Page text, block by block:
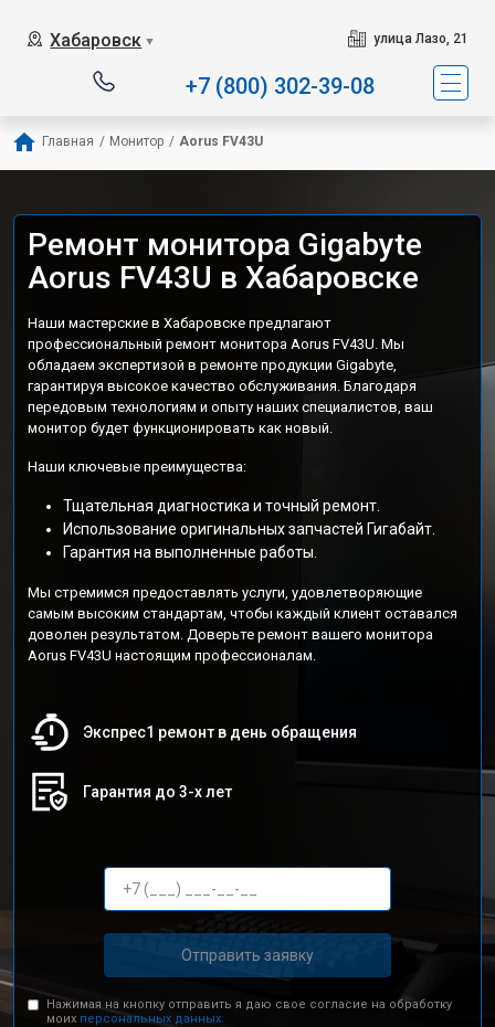
Хабаровск ▼ улица Лазо, 21
+7 (800) 302-39-08
Главная / Монитор / Aorus FV43U
Ремонт монитора Gigabyte
Aorus FV43U в Хабаровске
Наши мастерские в Хабаровске предлагают
профессиональный ремонт монитора Aorus FV43U. Мы
обладаем экспертизой в ремонте продукции Gigabyte,
гарантируя высокое качество обслуживания. Благодаря
передовым технологиям и опыту наших специалистов, ваш
монитор будет функционировать как новый.
Наши ключевые преимущества:
Тщательная диагностика и точный ремонт.
Использование оригинальных запчастей Гигабайт.
Гарантия на выполненные работы.
Мы стремимся предоставлять услуги, удовлетворяющие
самым высоким стандартам, чтобы каждый клиент оставался
доволен результатом. Доверьте ремонт вашего монитора
Aorus FV43U настоящим профессионалам.
Экспрес1 ремонт в день обращения
Гарантия до 3-х лет
Отправить заявку
Нажимая на кнопку отправить я даю свое согласие на обработку
моих персональных данных.